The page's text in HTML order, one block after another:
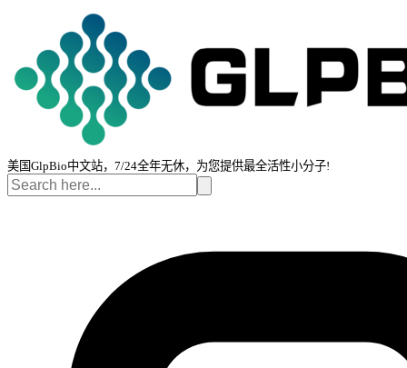
美国GlpBio中文站，7/24全年无休，为您提供最全活性小分子!